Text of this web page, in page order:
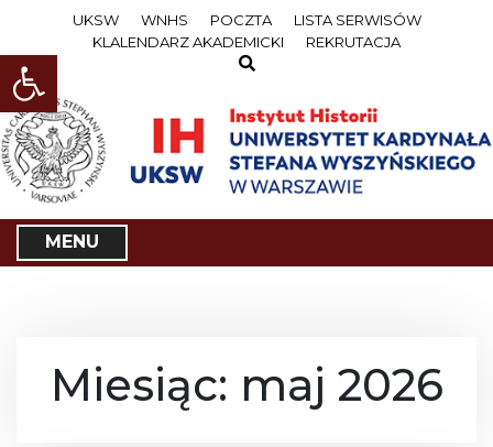
Open toolbar
i
o
c
o
t
UKSW WNHS POCZTA
LISTA SERWISÓW
KLALENDARZ AKADEMICKI
REKRUTACJA
MENU
Miesiąc: maj 2026